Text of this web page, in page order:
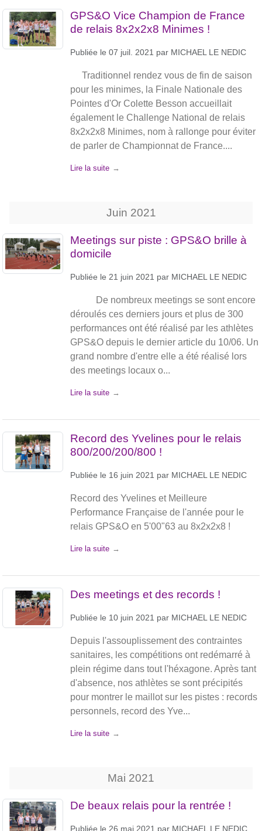
GPS&O Vice Champion de France
de relais 8x2x2x8 Minimes !
Publiée le 07 juil. 2021 par MICHAEL LE NEDIC
Traditionnel rendez vous de fin de saison
pour les minimes, la Finale Nationale des
Pointes d'Or Colette Besson accueillait
également le Challenge National de relais
8x2x2x8 Minimes, nom à rallonge pour éviter
de parler de Championnat de France....
Lire la suite
Juin 2021
Meetings sur piste : GPS&O brille à
domicile
Publiée le 21 juin 2021 par MICHAEL LE NEDIC
De nombreux meetings se sont encore
déroulés ces derniers jours et plus de 300
performances ont été réalisé par les athlètes
GPS&O depuis le dernier article du 10/06. Un
grand nombre d'entre elle a été réalisé lors
des meetings locaux o...
Lire la suite
Record des Yvelines pour le relais
800/200/200/800 !
Publiée le 16 juin 2021 par MICHAEL LE NEDIC
Record des Yvelines et Meilleure
Performance Française de l'année pour le
relais GPS&O en 5'00"63 au 8x2x2x8 !
Lire la suite
Des meetings et des records !
Publiée le 10 juin 2021 par MICHAEL LE NEDIC
Depuis l'assouplissement des contraintes
sanitaires, les compétitions ont redémarré à
plein régime dans tout l'héxagone. Après tant
d'absence, nos athlètes se sont précipités
pour montrer le maillot sur les pistes : records
personnels, record des Yve...
Lire la suite
Mai 2021
De beaux relais pour la rentrée !
Publiée le 26 mai 2021 par MICHAEL LE NEDIC